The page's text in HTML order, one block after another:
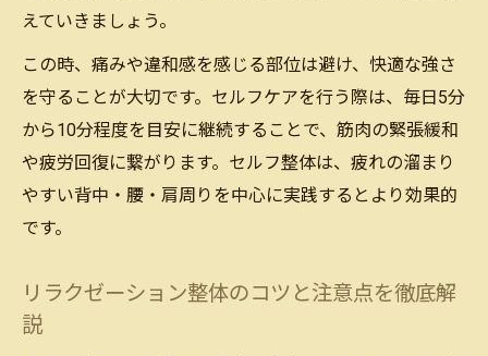
えていきましょう。
この時、痛みや違和感を感じる部位は避け、快適な強さ
を守ることが大切です。セルフケアを行う際は、毎日5分
から10分程度を目安に継続することで、筋肉の緊張緩和
や疲労回復に繋がります。セルフ整体は、疲れの溜まり
やすい背中・腰・肩周りを中心に実践するとより効果的
です。
リラクゼーション整体のコツと注意点を徹底解
説